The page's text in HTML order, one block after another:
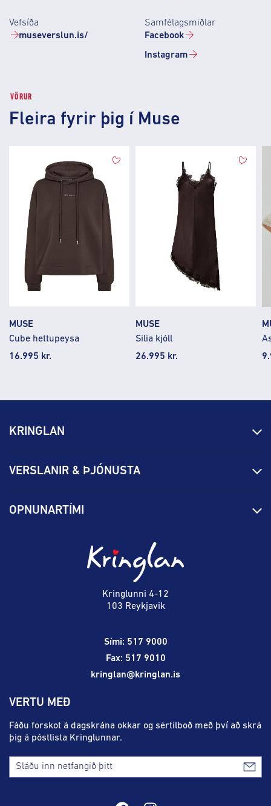
Vefsíða
museverslun.is/
Samfélagsmiðlar
Facebook
Instagram
VÖRUR
Fleira fyrir þig í Muse
MUSE
Cube hettupeysa
16.995 kr.
MUSE
Silia kjóll
26.995 kr.
Kringlunni 4-12
103 Reykjavik
Sími: 517 9000
Fax: 517 9010
kringlan@kringlan.is
KRINGLAN
Laus störf
Stjórn og starfsfólk
Hafðu samband
Persónuverndarstefna
VERSLANIR & ÞJÓNUSTA
Borgarbókasafn
OPNUNARTÍMI
VERTU MEÐ
Fáðu forskot á dagskrána okkar og sértilboð með því að skrá
þig á póstlista Kringlunnar.